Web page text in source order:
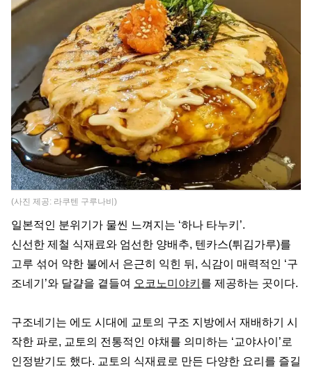
(사진 제공: 라쿠텐 구루나비)
일본적인 분위기가 물씬 느껴지는 ‘하나 타누키’.
신선한 제철 식재료와 엄선한 양배추, 텐카스(튀김가루)를
고루 섞어 약한 불에서 은근히 익힌 뒤, 식감이 매력적인 ‘구
조네기’와 달걀을 곁들여 오코노미야키 를 제공하는 곳이다.
구조네기는 에도 시대에 교토의 구조 지방에서 재배하기 시
작한 파로, 교토의 전통적인 야채를 의미하는 ‘교야사이’로
인정받기도 했다. 교토의 식재료로 만든 다양한 요리를 즐길